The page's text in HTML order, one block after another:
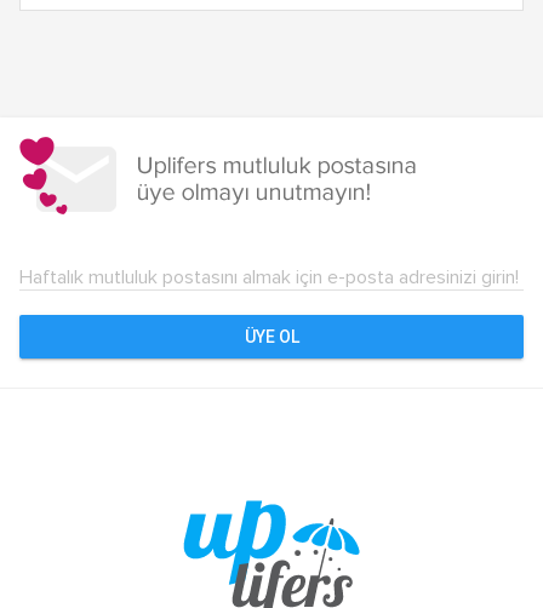
dolaşımı
Haftalık mutluluk postasını almak için e-posta adresinizi girin!
ÜYE OL